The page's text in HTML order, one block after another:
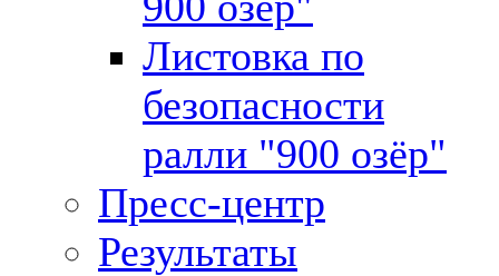
Листовка по
безопасности
ралли "900 озёр"
Пресс-центр
Результаты